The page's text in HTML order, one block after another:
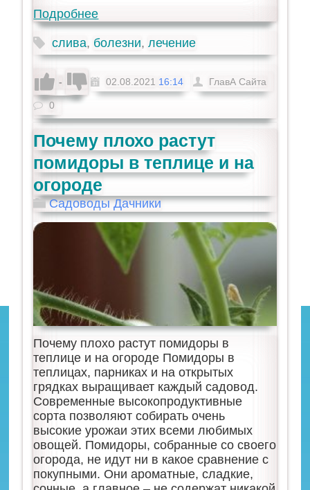
Подробнее
слива, болезни,лечение
- 02.08.2021 16:14 ГлавА Сайта
0
Почему плохо растут
помидоры в теплице и на
огороде
Садоводы Дачники
Почему плохо растут помидоры в
теплице и на огороде Помидоры в
теплицах, парниках и на открытых
грядках выращивает каждый садовод.
Современные высокопродуктивные
сорта позволяют собирать очень
высокие урожаи этих всеми любимых
овощей. Помидоры, собранные со своего
огорода, не идут ни в какое сравнение с
покупными. Они ароматные, сладкие,